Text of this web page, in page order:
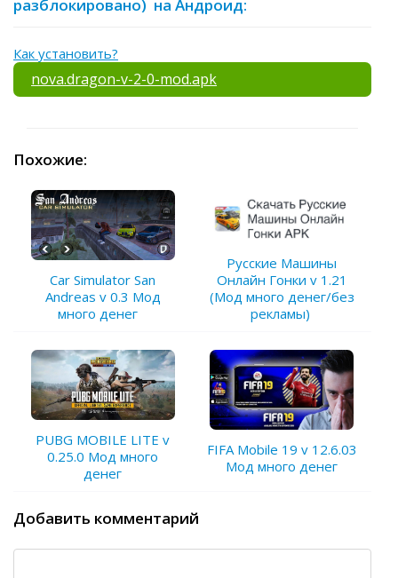
разблокировано) на Андроид:
Как установить?
nova.dragon-v-2-0-mod.apk
Похожие:
Car Simulator San
Andreas v 0.3 Мод
много денег
Русские Машины
Онлайн Гонки v 1.21
(Мод много денег/без
рекламы)
PUBG MOBILE LITE v
0.25.0 Мод много
денег
FIFA Mobile 19 v 12.6.03
Мод много денег
Добавить комментарий